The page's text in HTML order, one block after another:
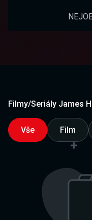
Filmy/Seriály James
Vše Film